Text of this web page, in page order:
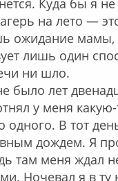
Куда бы я
на лето —
ожидание
лишь один
ни шло.
лет
у меня
одного. В тот
дождем. Я
там меня ждал
Ночевал я в ту